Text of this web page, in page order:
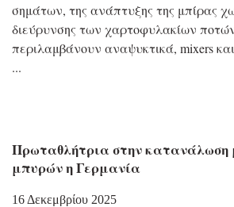
σημάτων, της ανάπτυξης της μπίρας
διεύρυνσης των χαρτοφυλακίων
περιλαμβάνουν αναψυκτικά, mixers
Πρωταθλήτρια στην κατανάλωση
μπυρών η Γερμανία
16 Δεκεμβρίου 2025